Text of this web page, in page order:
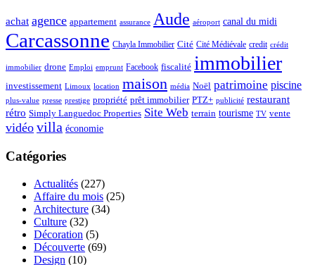
achat agence appartement assurance Aude aéroport canal du midi
Carcassonne Chayla Immobilier Cité Cité Médiévale credit crédit
immobilier drone Emploi emprunt Facebook fiscalité immobilier
investissement Limoux location maison média Noël patrimoine piscine
plus-value presse prestige propriété prêt immobilier PTZ+ publicité restaurant
rétro Simply Languedoc Properties Site Web terrain tourisme TV vente
vidéo villa économie
Catégories
Actualités (227)
Affaire du mois (25)
Architecture (34)
Culture (32)
Décoration (5)
Découverte (69)
Design (10)